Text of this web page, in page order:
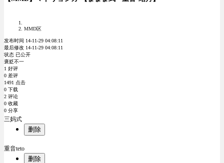
MMD区
发布时间 14-11-29 04:08:11
最后修改 14-11-29 04:08:11
状态 已公开
褒贬不一
1 好评
0 差评
1491 点击
0 下载
2 评论
0 收藏
0 分享
三妈式
删除
重音teto
删除